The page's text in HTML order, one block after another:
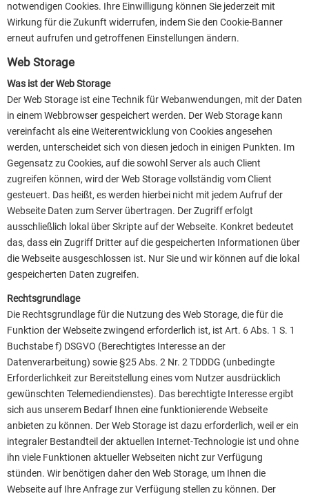
notwendigen Cookies. Ihre Einwilligung können Sie jederzeit mit
Wirkung für die Zukunft widerrufen, indem Sie den Cookie-Banner
erneut aufrufen und getroffenen Einstellungen ändern.
Web Storage
Was ist der Web Storage
Der Web Storage ist eine Technik für Webanwendungen, mit der Daten
in einem Webbrowser gespeichert werden. Der Web Storage kann
vereinfacht als eine Weiterentwicklung von Cookies angesehen
werden, unterscheidet sich von diesen jedoch in einigen Punkten. Im
Gegensatz zu Cookies, auf die sowohl Server als auch Client
zugreifen können, wird der Web Storage vollständig vom Client
gesteuert. Das heißt, es werden hierbei nicht mit jedem Aufruf der
Webseite Daten zum Server übertragen. Der Zugriff erfolgt
ausschließlich lokal über Skripte auf der Webseite. Konkret bedeutet
das, dass ein Zugriff Dritter auf die gespeicherten Informationen über
die Webseite ausgeschlossen ist. Nur Sie und wir können auf die lokal
gespeicherten Daten zugreifen.
Rechtsgrundlage
Die Rechtsgrundlage für die Nutzung des Web Storage, die für die
Funktion der Webseite zwingend erforderlich ist, ist Art. 6 Abs. 1 S. 1
Buchstabe f) DSGVO (Berechtigtes Interesse an der
Datenverarbeitung) sowie §25 Abs. 2 Nr. 2 TDDDG (unbedingte
Erforderlichkeit zur Bereitstellung eines vom Nutzer ausdrücklich
gewünschten Telemediendienstes). Das berechtigte Interesse ergibt
sich aus unserem Bedarf Ihnen eine funktionierende Webseite
anbieten zu können. Der Web Storage ist dazu erforderlich, weil er ein
integraler Bestandteil der aktuellen Internet-Technologie ist und ohne
ihn viele Funktionen aktueller Webseiten nicht zur Verfügung
stünden. Wir benötigen daher den Web Storage, um Ihnen die
Webseite auf Ihre Anfrage zur Verfügung stellen zu können. Der